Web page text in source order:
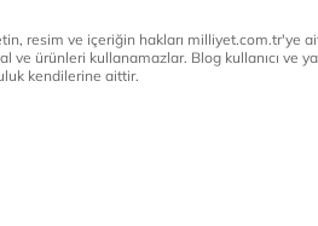
resim ve içeriğin hakları milliyet.com.tr'ye
ürünleri kullanamazlar. Blog kullanıcı ve
kendilerine aittir.